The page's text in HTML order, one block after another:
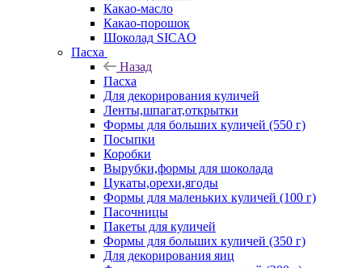
Какао-масло
Какао-порошок
Шоколад SICAO
Пасха
Назад
Пасха
Для декорирования куличей
Ленты,шпагат,открытки
Формы для больших куличей (550 г)
Посыпки
Коробки
Вырубки,формы для шоколада
Цукаты,орехи,ягоды
Формы для маленьких куличей (100 г)
Пасочницы
Пакеты для куличей
Формы для больших куличей (350 г)
Для декорирования яиц